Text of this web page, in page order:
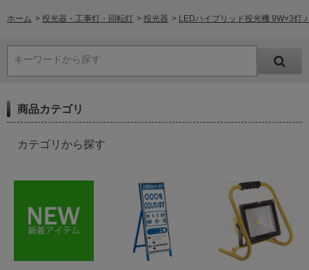
ホーム > 投光器・工事灯・回転灯 > 投光器 > LEDハイブリッド投光機 9W×3灯
キーワードから探す
商品カテゴリ
カテゴリから探す